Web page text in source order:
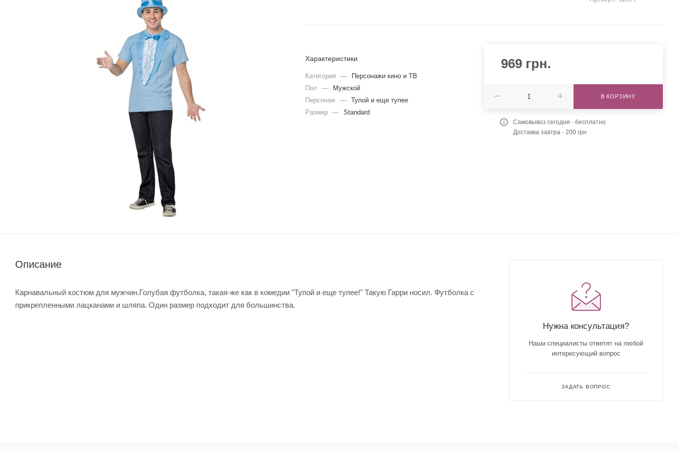
Характеристики
Категория —
Персонажи кино и ТВ
Пол
—
Мужской
Персонаж
—
Тупой и еще тупее
Размер
— Standard
969грн.
В КОРЗИНУ
Самовывоз сегодня - бесплатно
Доставка завтра - 200 грн
Описание
Карнавальный костюм для мужчин.Голубая футболка, такая-же как в комедии "Тупой и еще тупее!" Такую Гарри носил. Футболка с
прикрепленными лацканами и шляпа. Один размер подходит для большинства.
Нужна консультация?
Наши специалисты ответят на любой
интересующий вопрос
ЗАДАТЬ ВОПРОС